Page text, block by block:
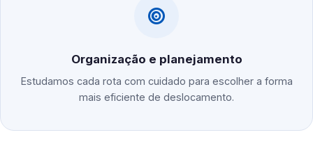
Organização e planejamento
Estudamos cada rota com cuidado para escolher a forma
mais eficiente de deslocamento.